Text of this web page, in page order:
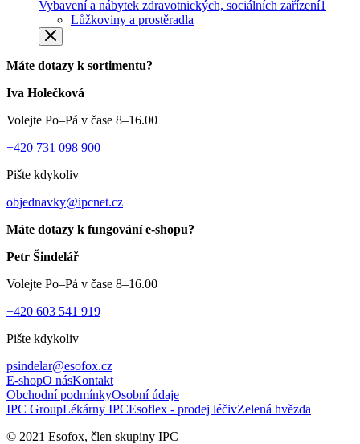
Vybavení a nábytek zdravotnických, sociálních zařízení1
Lůžkoviny a prostěradla
Máte dotazy k sortimentu?
Iva Holečková
Volejte Po–Pá v čase 8–16.00
+420 731 098 900
Pište kdykoliv
objednavky@ipcnet.cz
Máte dotazy k fungování e-shopu?
Petr Šindelář
Volejte Po–Pá v čase 8–16.00
+420 603 541 919
Pište kdykoliv
psindelar@esofox.cz
E-shopO násKontakt
Obchodní podmínkyOsobní údaje
IPC GroupLékárny IPCEsoflex - prodej léčivZelená hvězda
© 2021 Esofox, člen skupiny IPC